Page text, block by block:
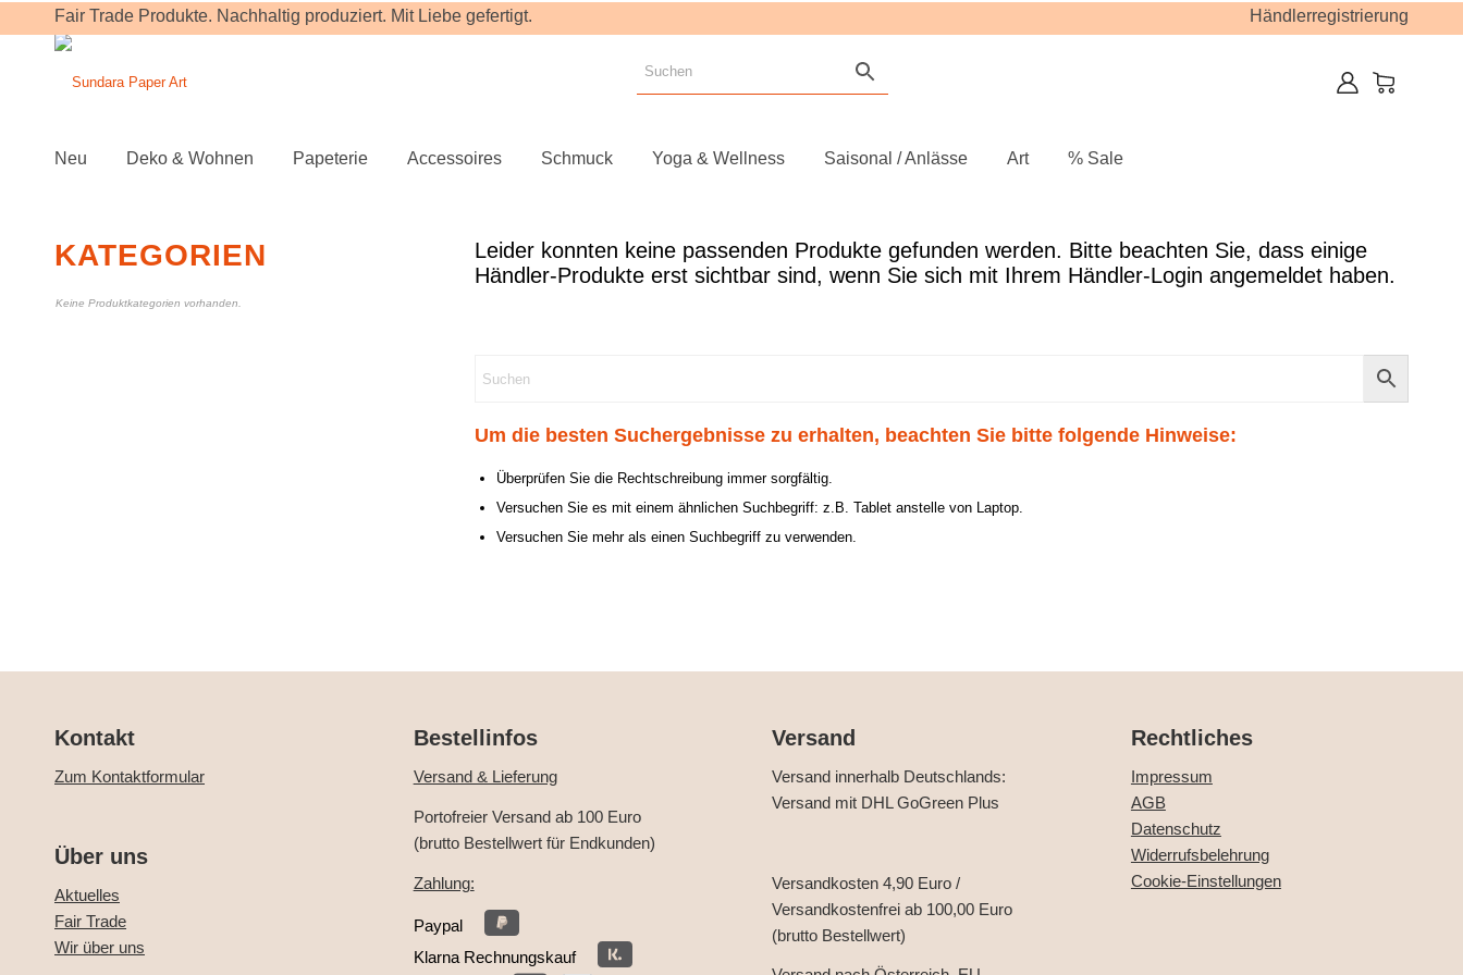
Fair Trade Produkte. Nachhaltig produziert. Mit Liebe gefertigt. Händlerregistrierung
Neu Deko & Wohnen Papeterie Accessoires Schmuck Yoga & Wellness Saisonal / Anlässe Art % Sale
Um die besten Suchergebnisse zu erhalten, beachten Sie bitte folgende Hinweise:
Überprüfen Sie die Rechtschreibung immer sorgfältig.
Versuchen Sie es mit einem ähnlichen Suchbegriff: z.B. Tablet anstelle von Laptop.
Versuchen Sie mehr als einen Suchbegriff zu verwenden.
KATEGORIEN
Keine Produktkategorien vorhanden.
Kontakt
Zum Kontaktformular
Über uns
Aktuelles
Fair Trade
Wir über uns
Bestellinfos
Versand & Lieferung
Portofreier Versand ab 100 Euro
(brutto Bestellwert für Endkunden)
Zahlung:
Paypal
Klarna Rechnungskauf
Versand
Versand innerhalb Deutschlands:
Versand mit DHL GoGreen Plus
Versandkosten 4,90 Euro /
Versandkostenfrei ab 100,00 Euro
(brutto Bestellwert)
Rechtliches
Impressum
AGB
Datenschutz
Widerrufsbelehrung
Cookie-Einstellungen